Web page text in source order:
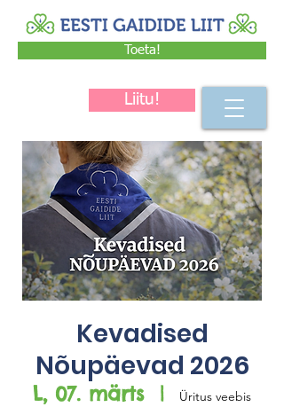
Toeta!
Liitu!
Kevadised
Nõupäevad 2026
L, 07. märts
  |
Üritus veebis